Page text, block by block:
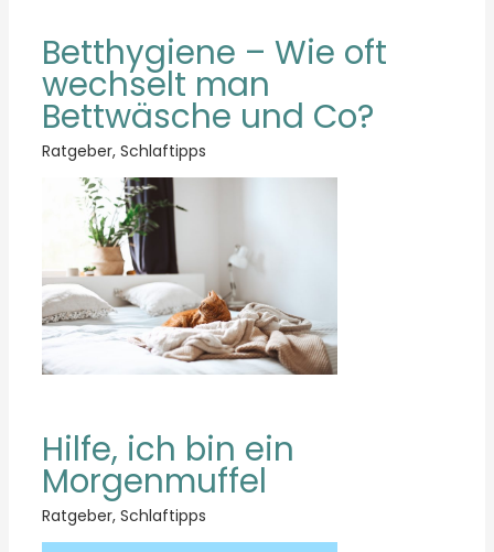
Betthygiene – Wie oft
wechselt man
Bettwäsche und Co?
Ratgeber, Schlaftipps
Hilfe, ich bin ein
Morgenmuffel
Ratgeber, Schlaftipps